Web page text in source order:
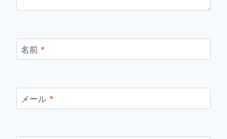
名前 *
メール *